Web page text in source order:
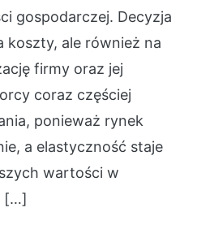
gospodarczej. Decyzja
koszty, ale również na
firmy oraz jej
coraz częściej
ponieważ rynek
a elastyczność staje
wartości w
[…]